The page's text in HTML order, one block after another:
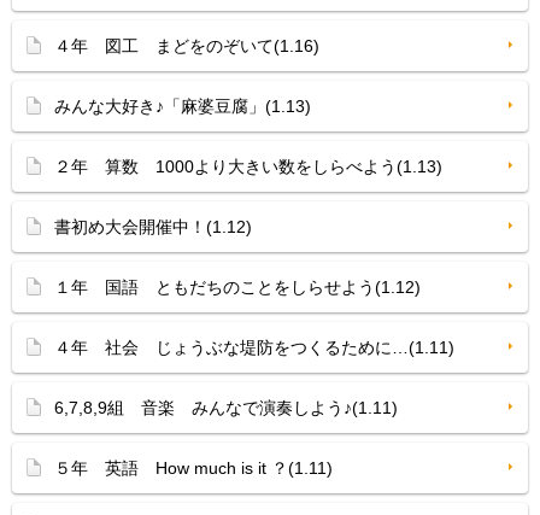
４年 図工 まどをのぞいて(1.16)
みんな大好き♪「麻婆豆腐」(1.13)
２年 算数 1000より大きい数をしらべよう(1.13)
書初め大会開催中！(1.12)
１年 国語 ともだちのことをしらせよう(1.12)
４年 社会 じょうぶな堤防をつくるために…(1.11)
6,7,8,9組 音楽 みんなで演奏しよう♪(1.11)
５年 英語 How much is it ？(1.11)